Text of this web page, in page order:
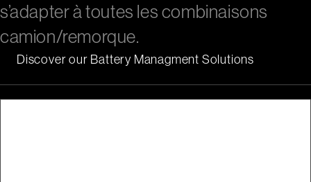
s’adapter à toutes les combinaisons
camion/remorque.
Discover our Battery Managment Solutions